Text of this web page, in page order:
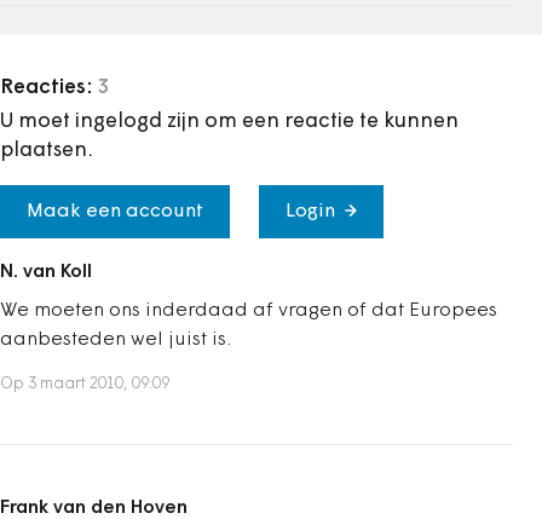
Reacties: 3
U moet ingelogd zijn om een reactie te kunnen
plaatsen.
Maak een account Login
N. van Koll
We moeten ons inderdaad af vragen of dat Europees
aanbesteden wel juist is.
Op 3 maart 2010, 09:09
Frank van den Hoven